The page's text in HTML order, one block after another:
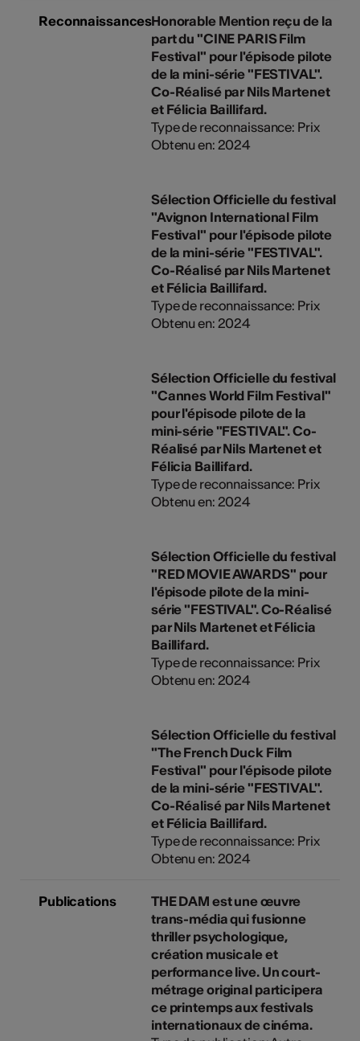
ReconnaissancesHonorable Mention reçu de la
part du "CINE PARIS Film
Festival" pour l'épisode pilote
de la mini-série "FESTIVAL".
Co-Réalisé par Nils Martenet
et Félicia Baillifard.
Type de reconnaissance: Prix
Obtenu en: 2024
Sélection Officielle du festival
"Avignon International Film
Festival" pour l'épisode pilote
de la mini-série "FESTIVAL".
Co-Réalisé par Nils Martenet
et Félicia Baillifard.
Type de reconnaissance: Prix
Obtenu en: 2024
Sélection Officielle du festival
"Cannes World Film Festival"
pour l'épisode pilote de la
mini-série "FESTIVAL". Co-
Réalisé par Nils Martenet et
Félicia Baillifard.
Type de reconnaissance: Prix
Obtenu en: 2024
Sélection Officielle du festival
"RED MOVIE AWARDS" pour
l'épisode pilote de la mini-
série "FESTIVAL". Co-Réalisé
par Nils Martenet et Félicia
Baillifard.
Type de reconnaissance: Prix
Obtenu en: 2024
Sélection Officielle du festival
"The French Duck Film
Festival" pour l'épisode pilote
de la mini-série "FESTIVAL".
Co-Réalisé par Nils Martenet
et Félicia Baillifard.
Type de reconnaissance: Prix
Obtenu en: 2024
Publications
THE DAM est une œuvre
trans-média qui fusionne
thriller psychologique,
création musicale et
performance live. Un court-
métrage original participera
ce printemps aux festivals
internationaux de cinéma.